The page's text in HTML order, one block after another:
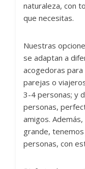
naturaleza, con
que necesitas.
Nuestras
se adaptan a
acogedoras
parejas o
3-4 personas; y
personas,
amigos.
grande,
personas, con